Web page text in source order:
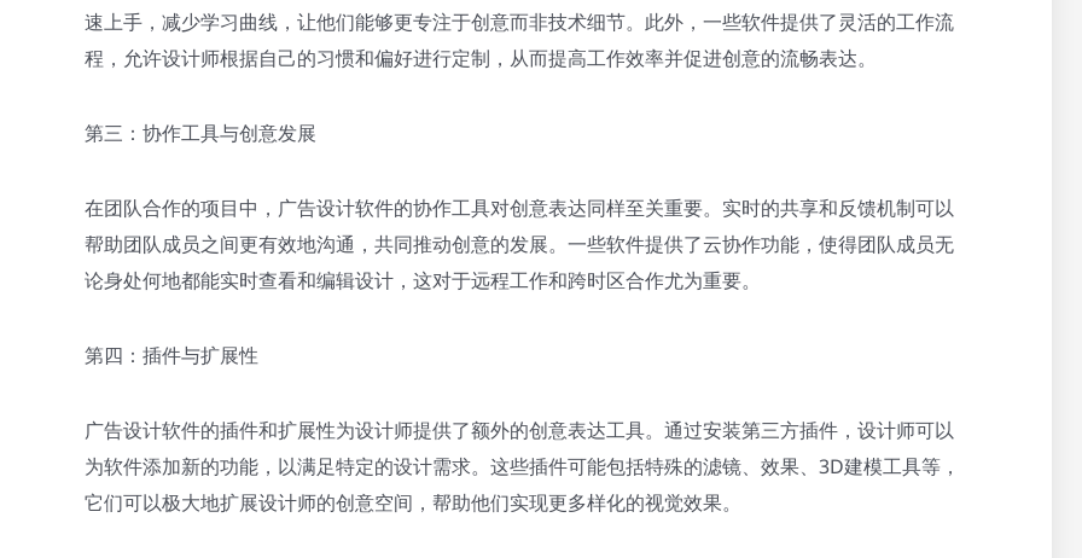
速上手，减少学习曲线，让他们能够更专注于创意而非技术细节。此外，一些软件提供了灵活的工作流
程，允许设计师根据自己的习惯和偏好进行定制，从而提高工作效率并促进创意的流畅表达。
第三：协作工具与创意发展
在团队合作的项目中，广告设计软件的协作工具对创意表达同样至关重要。实时的共享和反馈机制可以
帮助团队成员之间更有效地沟通，共同推动创意的发展。一些软件提供了云协作功能，使得团队成员无
论身处何地都能实时查看和编辑设计，这对于远程工作和跨时区合作尤为重要。
第四：插件与扩展性
广告设计软件的插件和扩展性为设计师提供了额外的创意表达工具。通过安装第三方插件，设计师可以
为软件添加新的功能，以满足特定的设计需求。这些插件可能包括特殊的滤镜、效果、3D建模工具等，
它们可以极大地扩展设计师的创意空间，帮助他们实现更多样化的视觉效果。